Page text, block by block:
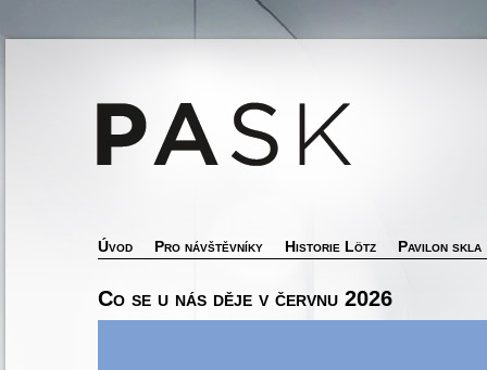
Úvod Pro návštěvníky Historie Lötz Pavilon skla
Co se u nás děje v červnu 2026